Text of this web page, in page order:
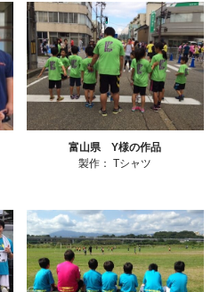
富山県 Y様の作品
製作： Tシャツ